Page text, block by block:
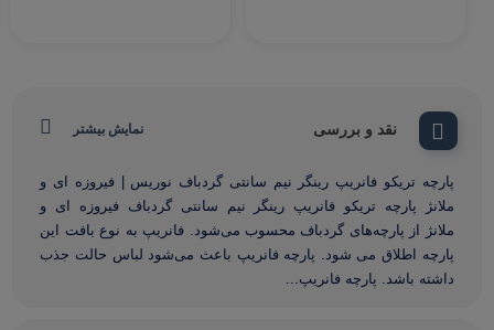
نقد و بررسی نمایش بیشتر
پارچه تریکو فانریپ رینگر نیم سانتی گردباف نوریس | فیروزه ای و
ملانژ پارچه تریکو فانریپ رینگر نیم سانتی گردباف فیروزه ای و
ملانژ از پارچه‌های گردباف محسوب می‌شود. فانریپ به نوع بافت این
پارچه اطلاق می شود. پارچه فانریپ باعث می‌شود لباس حالت جذب
داشته باشد. پارچه فانریپ...